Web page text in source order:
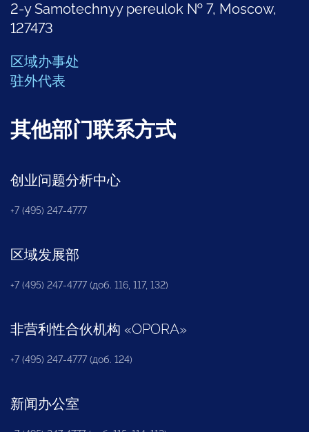
2-y Samotechnyy pereulok № 7, Moscow,
127473
区域办事处
驻外代表
其他部门联系方式
创业问题分析中心
+7 (495) 247-4777
区域发展部
+7 (495) 247-4777 (доб. 116, 117, 132)
非营利性合伙机构 «OPORA»
+7 (495) 247-4777 (доб. 124)
新闻办公室